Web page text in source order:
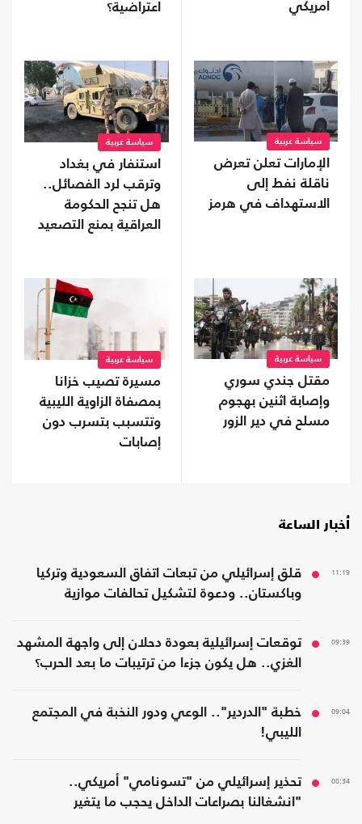
أمريكي اعتراضية؟
سياسة عربية
الإمارات تعلن تعرض
ناقلة نفط إلى
الاستهداف في هرمز
سياسة عربية
استنفار في بغداد
وترقب لرد الفصائل..
هل تنجح الحكومة
العراقية بمنع التصعيد
سياسة عربية
مقتل جندي سوري
وإصابة اثنين بهجوم
مسلح في دير الزور
سياسة عربية
مسيرة تصيب خزانا
بمصفاة الزاوية الليبية
وتتسبب بتسرب دون
إصابات
أخبار الساعة
11:19
قلق إسرائيلي من تبعات اتفاق السعودية وتركيا
وباكستان.. ودعوة لتشكيل تحالفات موازية
09:39
توقعات إسرائيلية بعودة دحلان إلى واجهة المشهد
الغزي.. هل يكون جزءا من ترتيبات ما بعد الحرب؟
09:04
خطبة "الدردير".. الوعي ودور النخبة في المجتمع
الليبي!
08:34
تحذير إسرائيلي من "تسونامي" أمريكي..
"انشغالنا بصراعات الداخل يحجب ما يتغير